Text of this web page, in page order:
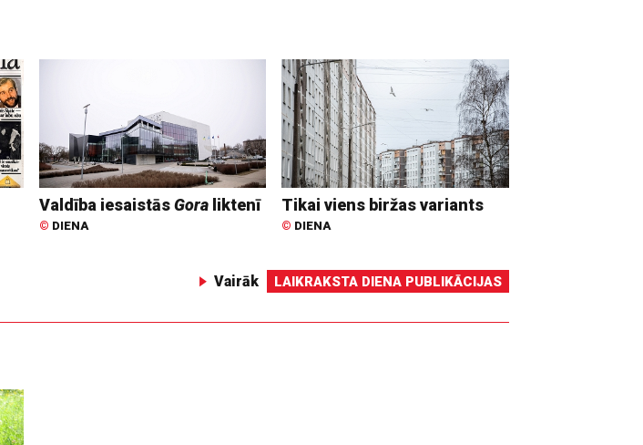
Valdība iesaistāsGoraliktenī
© DIENA
Tikai viens biržas variants
© DIENA
Vairāk LAIKRAKSTA DIENA PUBLIKĀCIJAS